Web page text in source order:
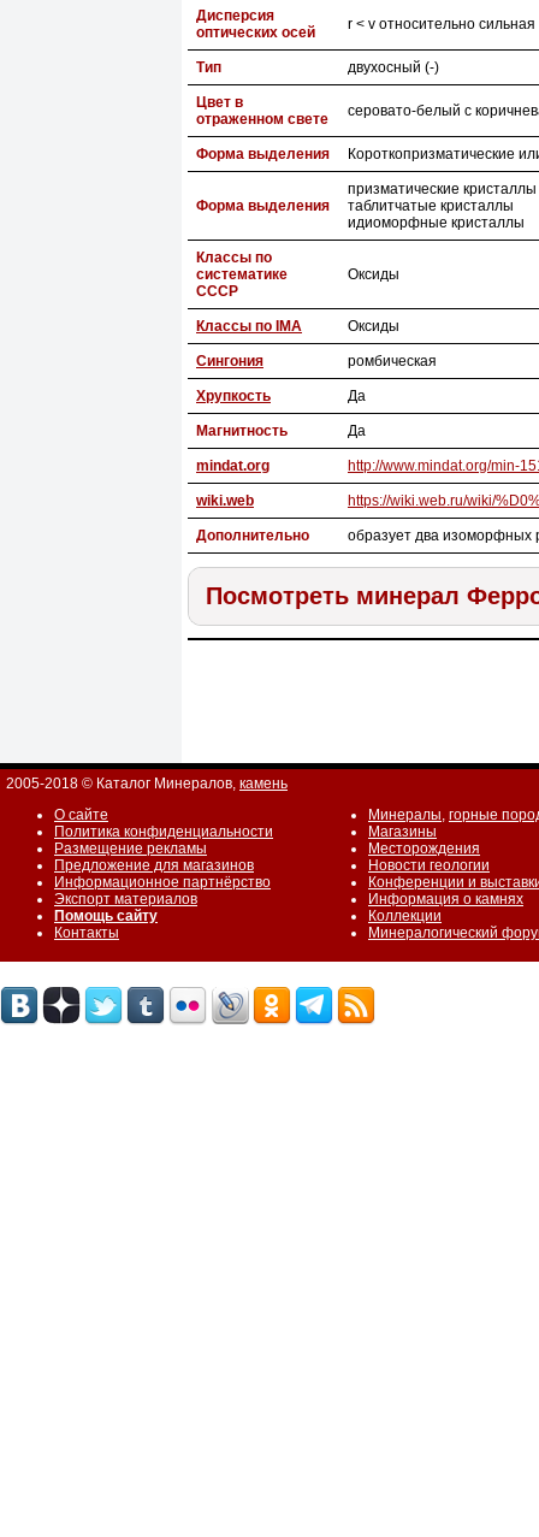
Дисперсия
оптических осей
r < v относительно сильная
Тип двухосный (-)
Цвет в
отраженном свете
серовато-белый с
Форма выделения Короткопризматические
Форма выделения
призматические кристаллы
таблитчатые кристаллы
идиоморфные кристаллы
Классы по
систематике
СССР
Оксиды
Классы по IMA Оксиды
Сингония ромбическая
Хрупкость Да
Магнитность Да
mindat.org http://www.mindat.org/min-
wiki.web https://wiki.web.ru/wiki/
Дополнительно образует два изоморфных
Посмотреть минерал
2005-2018 © Каталог Минералов, камень
О сайте
Политика конфиденциальности
Размещение рекламы
Предложение для магазинов
Информационное партнёрство
Экспорт материалов
Помощь сайту
Контакты
Минералы, горные
Магазины
Месторождения
Новости геологии
Конференции и
Информация о камнях
Коллекции
Минералогический